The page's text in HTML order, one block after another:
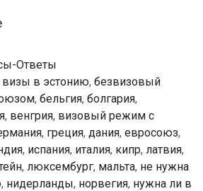
Кто
право
на
въезд
в
Эстонию
без
визы?
Ответы
визы в эстонию, безвизовый
, бельгия, болгария,
, венгрия, визовый режим с
, греция, дания, евросоюз,
, испания, италия, кипр, латвия,
, люксембург, мальта, не нужна
, нидерланды, норвегия, нужна ли в